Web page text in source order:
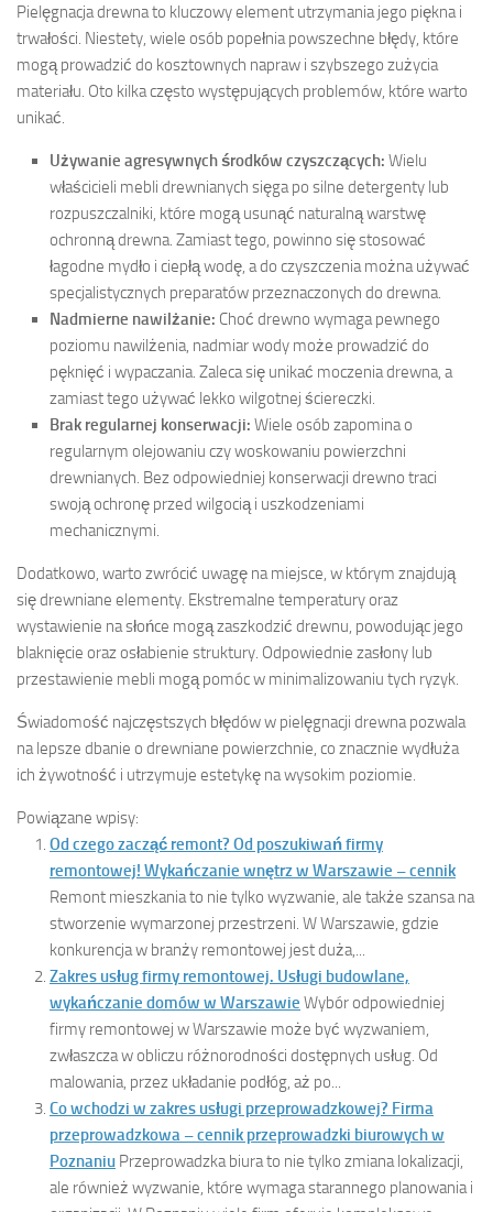
Pielęgnacja drewna to kluczowy element utrzymania jego piękna i
trwałości. Niestety, wiele osób popełnia powszechne błędy, które
mogą prowadzić do kosztownych napraw i szybszego zużycia
materiału. Oto kilka często występujących problemów, które warto
unikać.
Używanie agresywnych środków czyszczących: Wielu
właścicieli mebli drewnianych sięga po silne detergenty lub
rozpuszczalniki, które mogą usunąć naturalną warstwę
ochronną drewna. Zamiast tego, powinno się stosować
łagodne mydło i ciepłą wodę, a do czyszczenia można używać
specjalistycznych preparatów przeznaczonych do drewna.
Nadmierne nawilżanie: Choć drewno wymaga pewnego
poziomu nawilżenia, nadmiar wody może prowadzić do
pęknięć i wypaczania. Zaleca się unikać moczenia drewna, a
zamiast tego używać lekko wilgotnej ściereczki.
Brak regularnej konserwacji: Wiele osób zapomina o
regularnym olejowaniu czy woskowaniu powierzchni
drewnianych. Bez odpowiedniej konserwacji drewno traci
swoją ochronę przed wilgocią i uszkodzeniami
mechanicznymi.
Dodatkowo, warto zwrócić uwagę na miejsce, w którym znajdują
się drewniane elementy. Ekstremalne temperatury oraz
wystawienie na słońce mogą zaszkodzić drewnu, powodując jego
blaknięcie oraz osłabienie struktury. Odpowiednie zasłony lub
przestawienie mebli mogą pomóc w minimalizowaniu tych ryzyk.
Świadomość najczęstszych błędów w pielęgnacji drewna pozwala
na lepsze dbanie o drewniane powierzchnie, co znacznie wydłuża
ich żywotność i utrzymuje estetykę na wysokim poziomie.
Powiązane wpisy:
Od czego zacząć remont? Od poszukiwań firmy
remontowej! Wykańczanie wnętrz w Warszawie – cennik
Remont mieszkania to nie tylko wyzwanie, ale także szansa na
stworzenie wymarzonej przestrzeni. W Warszawie, gdzie
konkurencja w branży remontowej jest duża,...
Zakres usług firmy remontowej. Usługi budowlane,
wykańczanie domów w Warszawie Wybór odpowiedniej
firmy remontowej w Warszawie może być wyzwaniem,
zwłaszcza w obliczu różnorodności dostępnych usług. Od
malowania, przez układanie podłóg, aż po...
Co wchodzi w zakres usługi przeprowadzkowej? Firma
przeprowadzkowa – cennik przeprowadzki biurowych w
Poznaniu Przeprowadzka biura to nie tylko zmiana lokalizacji,
ale również wyzwanie, które wymaga starannego planowania i